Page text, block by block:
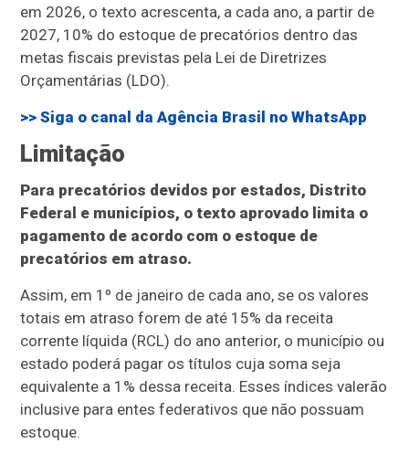
em 2026, o texto acrescenta, a cada ano, a partir de
2027, 10% do estoque de precatórios dentro das
metas fiscais previstas pela Lei de Diretrizes
Orçamentárias (LDO).
>> Siga o canal daAgência Brasil no WhatsApp
Limitação
Para precatórios devidos por estados, Distrito
Federal e municípios, o texto aprovado limita o
pagamento de acordo com o estoque de
precatórios em atraso.
Assim, em 1º de janeiro de cada ano, se os valores
totais em atraso forem de até 15% da receita
corrente líquida (RCL) do ano anterior, o município ou
estado poderá pagar os títulos cuja soma seja
equivalente a 1% dessa receita. Esses índices valerão
inclusive para entes federativos que não possuam
estoque.